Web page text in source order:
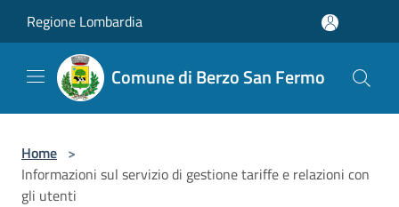
Regione Lombardia
Comune di Berzo San Fermo
Home >
Informazioni sul servizio di gestione tariffe e relazioni con
gli utenti